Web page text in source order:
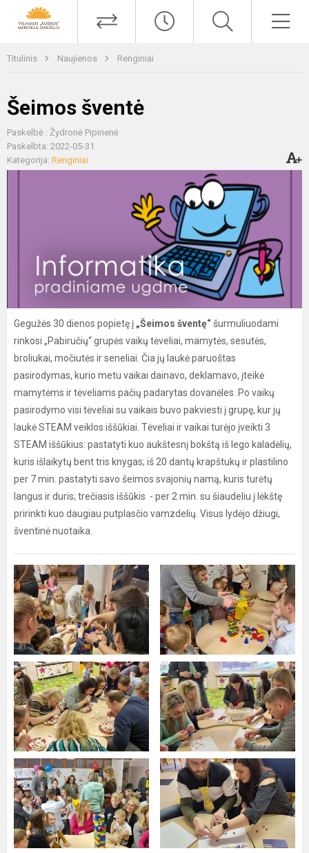
Titulinis Naujienos Renginiai
Šeimos šventė
Paskelbė : Žydronė Pipirienė
Paskelbta: 2022-05-31
Kategorija: Renginiai
Gegužės 30 dienos popietę į „Šeimos šventę“šurmuliuodami
rinkosi „Pabiručių“ grupės vaikų tėveliai, mamytės, sesutės,
broliukai, močiutės ir seneliai. Čia jų laukė paruoštas
pasirodymas, kurio metu vaikai dainavo, deklamavo, įteikė
mamytėms ir tėveliams pačių padarytas dovanėles. Po vaikų
pasirodymo visi tėveliai su vaikais buvo pakviesti į grupę, kur jų
laukė STEAM veiklos iššūkiai. Tėveliai ir vaikai turėjo įveikti 3
STEAM iššūkius: pastatyti kuo aukštesnį bokštą iš lego kaladėlių,
kuris išlaikytų bent tris knygas; iš 20 dantų krapštukų ir plastilino
per 7 min. pastatyti savo šeimos svajonių namą, kuris turėtų
langus ir duris; trečiasis iššūkis - per 2 min. su šiaudeliu į lėkštę
pririnkti kuo daugiau putplasčio vamzdelių. Visus lydėjo džiugi,
šventinė nuotaika.